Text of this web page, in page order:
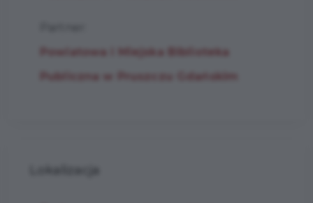
Powiatowa i Miejska Biblioteka
Publiczna w Pruszczu Gdańskim